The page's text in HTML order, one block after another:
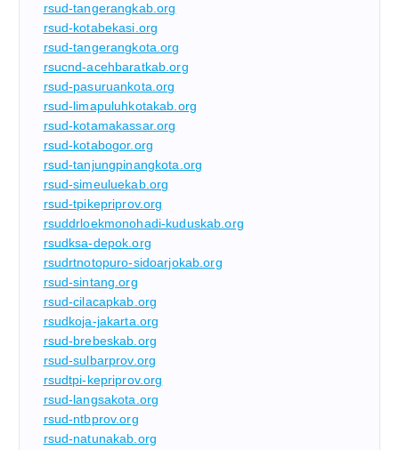
rsud-tangerangkab.org
rsud-kotabekasi.org
rsud-tangerangkota.org
rsucnd-acehbaratkab.org
rsud-pasuruankota.org
rsud-limapuluhkotakab.org
rsud-kotamakassar.org
rsud-kotabogor.org
rsud-tanjungpinangkota.org
rsud-simeuluekab.org
rsud-tpikepriprov.org
rsuddrloekmonohadi-kuduskab.org
rsudksa-depok.org
rsudrtnotopuro-sidoarjokab.org
rsud-sintang.org
rsud-cilacapkab.org
rsudkoja-jakarta.org
rsud-brebeskab.org
rsud-sulbarprov.org
rsudtpi-kepriprov.org
rsud-langsakota.org
rsud-ntbprov.org
rsud-natunakab.org